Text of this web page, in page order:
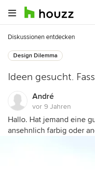
Diskussionen entdecken
Design Dilemma
Ideen gesucht.
André
vor 9 Jahren
Hallo. Hat jemand eine
ansehnlich farbig oder